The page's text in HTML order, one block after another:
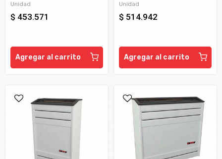
Unidad
$ 453.571
Agregar al carrito
Unidad
$ 514.942
Agregar al carrito